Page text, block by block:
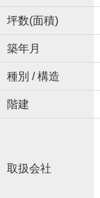
坪数(面積)
築年月
種別 / 構造
階建
取扱会社